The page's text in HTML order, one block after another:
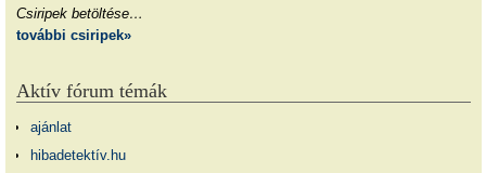
Csiripek betöltése…
további csiripek»
Aktív fórum témák
ajánlat
hibadetektív.hu